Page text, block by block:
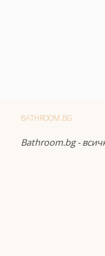
BATHROOM.BG
Bathroom.bg -